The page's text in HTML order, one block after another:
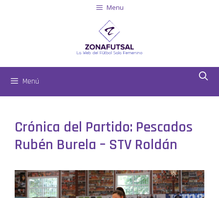
Menu
Menú
Crónica del Partido: Pescados
Rubén Burela – STV Roldán